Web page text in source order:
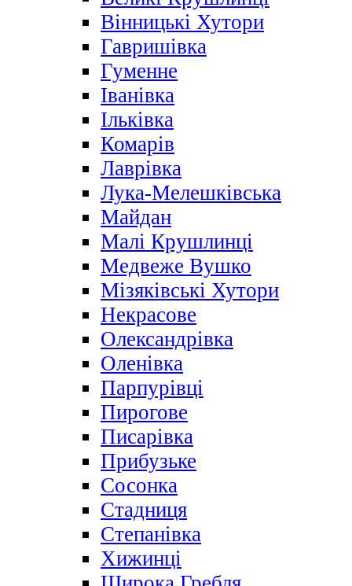
Вінницькі Хутори
Гавришівка
Гуменне
Іванівка
Ільківка
Комарів
Лаврівка
Лука-Мелешківська
Майдан
Малі Крушлинці
Медвеже Вушко
Мізяківські Хутори
Некрасове
Олександрівка
Оленівка
Парпурівці
Пирогове
Писарівка
Прибузьке
Сосонка
Стадниця
Степанівка
Хижинці